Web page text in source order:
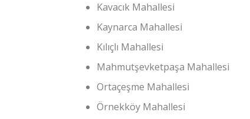
Kavacık Mahallesi
Kaynarca Mahallesi
Kılıçlı Mahallesi
Mahmutşevketpaşa Mahallesi
Ortaçeşme Mahallesi
Örnekköy Mahallesi